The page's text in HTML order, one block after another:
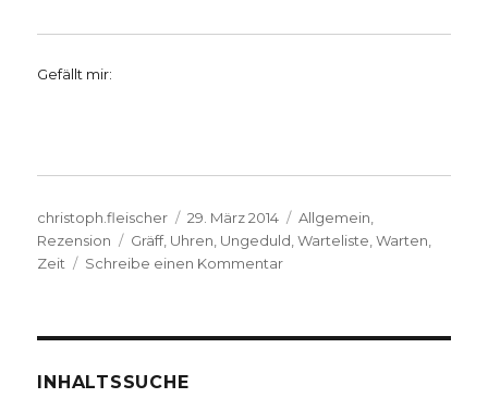
Gefällt mir:
Autor
christoph.fleischer
Veröffentlicht
am
29. März 2014 Kategorien
Allgemein
Rezension
Schlagwörter
Gräff, Uhren Ungeduld ,Warteliste ,Warten
Zeit
Schreibe einen Kommentarzu
INHALTSSUCHE